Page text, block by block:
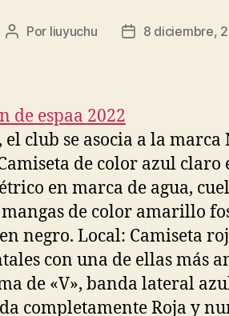
Autor
Por liuyuchu
Fecha8 diciembre,
club se asocia a la marca
de color azul claro
en marca de agua,
de color amarillo
negro. Local: Camiseta
con una de ellas más
de «V», banda lateral
completamente Roja y